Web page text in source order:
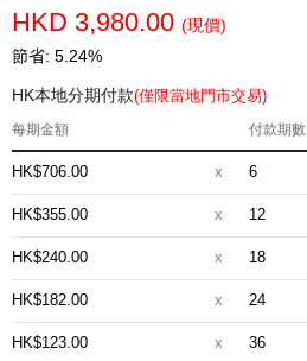
HKD 3,980.00 (現價)
節省: 5.24%
HK本地分期付款(僅限當地門市交易)
每期金額 付款期數
HK$706.00 x 6
HK$355.00 x 12
HK$240.00 x 18
HK$182.00 x 24
HK$123.00 x 36